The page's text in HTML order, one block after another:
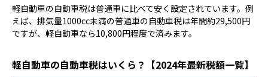
軽自動車の自動車税は普通車に比べて安く設定されています。例
えば、排気量1000cc未満の普通車の自動車税は年間約29,500円
ですが、軽自動車なら10,800円程度で済みます。
軽自動車の自動車税はいくら？【2024年最新税額一覧】